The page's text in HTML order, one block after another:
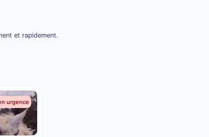
et rapidement.
urgence